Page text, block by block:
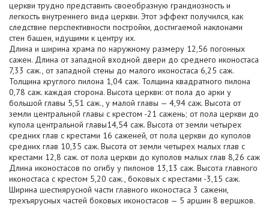
церкви трудно представить своеобразную грандиозность и
легкость внутреннего вида церкви. Этот эффект получился, как
следствие перспективности постройки, достигаемой наклонами
стен башен, идущими к центру их.
Длина и ширина храма по наружному размеру 12,56 погонных
сажен. Длина от западной входной двери до среднего иконостаса
7,33 саж., от западной стены до малого иконостаса 6,25 саж.
Толщина круглого пилона 1,04 саж. Толщина квадратного пилона
0,78 саж. каждая сторона. Высота церкви: от пола до арки у
большой главы 5,51 саж., у малой главы — 4,94 саж. Высота от
земли центральной главы с крестом -21 сажень; от пола церкви до
купола центральной главы14,54 саж. Высота от земли четырех
средних глав с крестами 16 саженей, от пола церкви до куполов
средних глав 10,35 саж. Высота от земли четырех малых глав с
крестами 12,8 саж. от пола церкви до куполов малых глав 8,26 саж
Длина иконостасов по огибу у пилонов 13,13 саж. Высота главного
иконостаса с крестом 5,20 саж., боковых с крестами -3,15 саж.
Ширина шестиярусной части главного иконостаса 3 сажени,
трехъярусных частей боковых иконостасов — 5 аршин 8 вершков.